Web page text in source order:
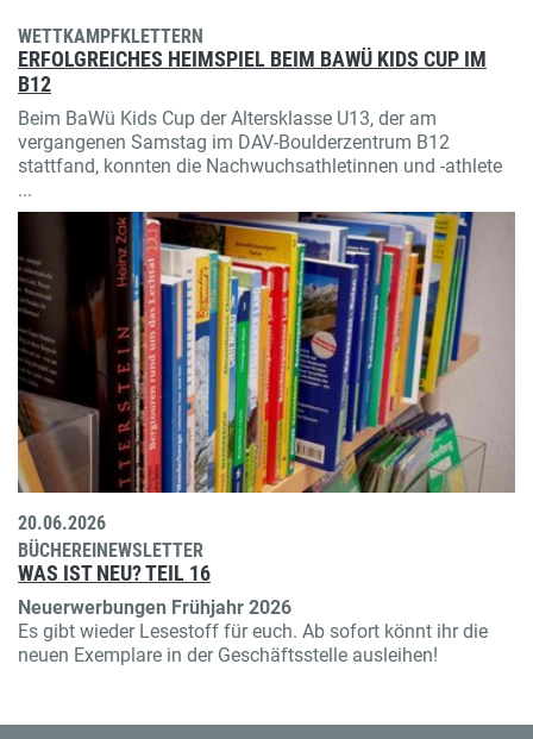
WETTKAMPFKLETTERN
ERFOLGREICHES HEIMSPIEL BEIM BAWÜ KIDS CUP IM
B12
Beim BaWü Kids Cup der Altersklasse U13, der am
vergangenen Samstag im DAV-Boulderzentrum B12
stattfand, konnten die Nachwuchsathletinnen und -athlete
...
20.06.2026
BÜCHEREINEWSLETTER
WAS IST NEU? TEIL 16
Neuerwerbungen Frühjahr 2026
Es gibt wieder Lesestoff für euch. Ab sofort könnt ihr die
neuen Exemplare in der Geschäftsstelle ausleihen!